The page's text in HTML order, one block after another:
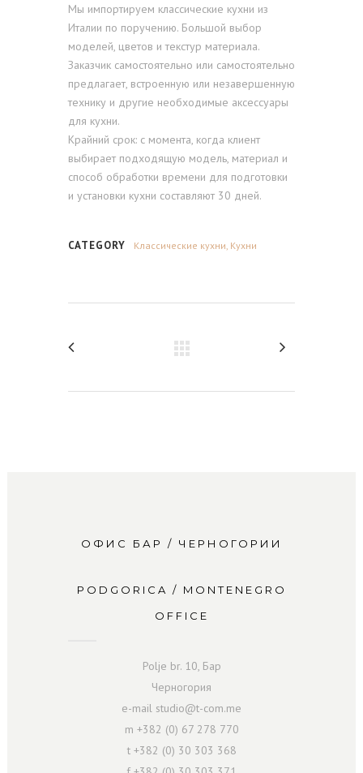
Мы импортируем классические кухни из
Италии по поручению. Большой выбор
моделей, цветов и текстур материала.
Заказчик самостоятельно или самостоятельно
предлагает, встроенную или незавершенную
технику и другие необходимые аксессуары
для кухни.
Крайний срок: с момента, когда клиент
выбирает подходящую модель, материал и
способ обработки времени для подготовки
и установки кухни составляют 30 дней.
CATEGORY Классические кухни, Кухни
ОФИС БАР / ЧЕРНОГОРИИ
PODGORICA / MONTENEGRO
OFFICE
Polje br. 10, Бар
Черногория
e-mail studio@t-com.me
m +382 (0) 67 278 770
t +382 (0) 30 303 368